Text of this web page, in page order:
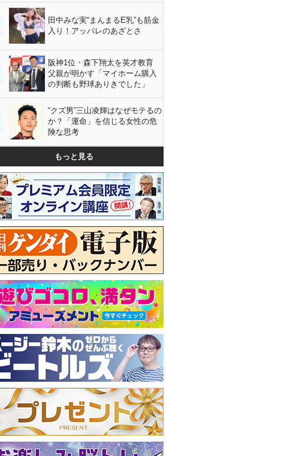
田中みな実“まんまるE乳”も筋金
入り！アッパレのあざとさ
阪神1位・森下翔太を英才教育
父親が明かす「マイホーム購入
の判断も野球ありきでした」
“クズ男”三山凌輝はなぜモテるの
か？「運命」を信じる女性の危
険な思考
もっと見る